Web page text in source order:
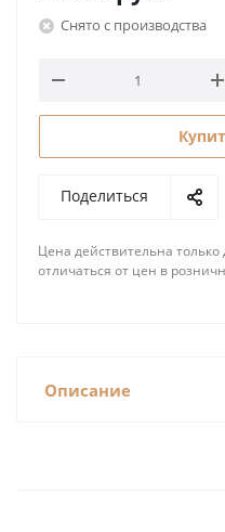
Снято с производства
Поделиться
Цена действительна
отличаться от цен в
Описание